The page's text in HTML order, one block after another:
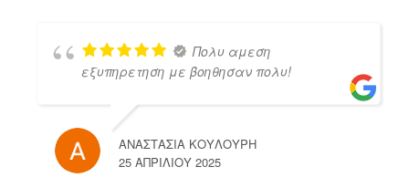
Πολυ αμεση
εξυπηρετηση με βοηθησαν πολυ!
ΑΝΑΣΤΑΣΙΑ ΚΟΥΛΟΥΡΗ
25 ΑΠΡΙΛΊΟΥ 2025